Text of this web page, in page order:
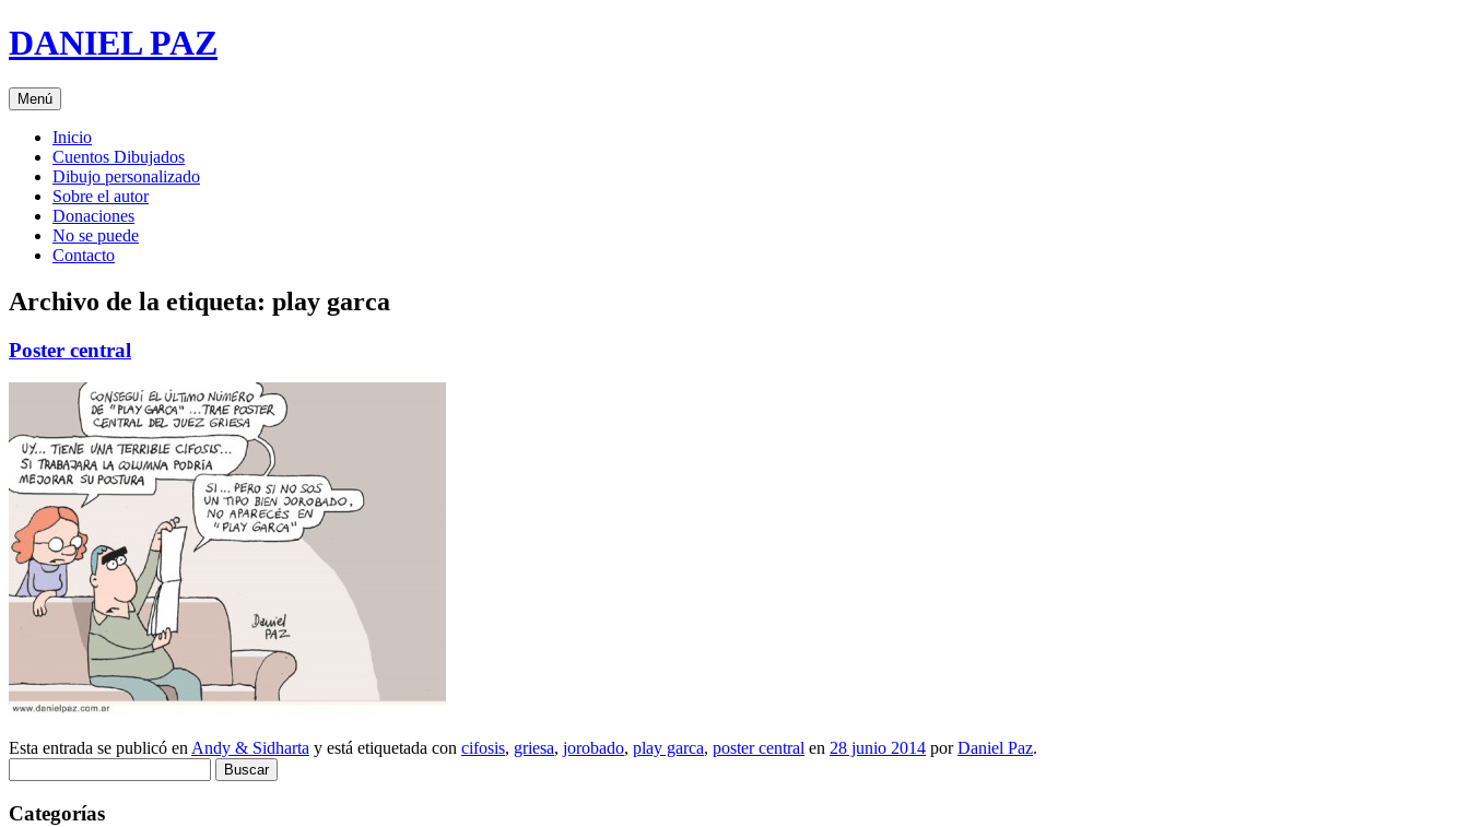
Saltar
al
DANIEL PAZ
Menú
Inicio
Cuentos Dibujados
Dibujo personalizado
Sobre el autor
Donaciones
No se puede
Contacto
Archivo de la etiqueta: play garca
Poster central
Esta entrada se publicó enAndy & Sidharta y está etiquetada con cifosis, griesa, jorobado, play garca, poster central en 28 junio 2014 porDaniel Paz.
Categorías